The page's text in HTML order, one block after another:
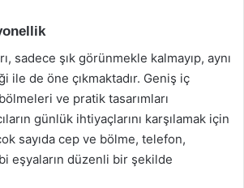
sadece şık görünmekle kalmayıp, aynı
ile de öne çıkmaktadır. Geniş iç
ve pratik tasarımları
günlük ihtiyaçlarını karşılamak için
sayıda cep ve bölme, telefon,
eşyaların düzenli bir şekilde